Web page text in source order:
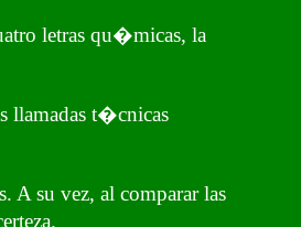
letras qu�micas, la
llamadas t�cnicas
su vez, al comparar las